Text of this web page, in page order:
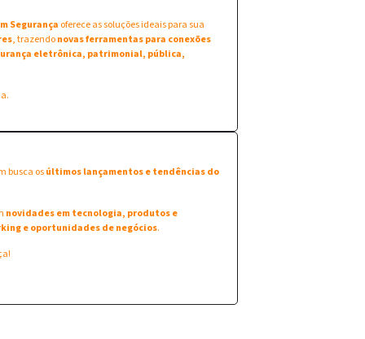
Segurança oferece as soluções ideais para sua
, trazendonovas ferramentas para conexões
eletrônica, patrimonial, pública,
busca osúltimos lançamentos e tendências do
novidades em tecnologia, produtos e
e oportunidades de negócios.